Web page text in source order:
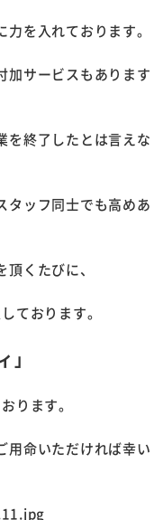
力を入れております。
加サービスもあります
を終了したとは言えな
タッフ同士でも高めあ
くたびに、
ております。
」
ります。
用命いただければ幸い